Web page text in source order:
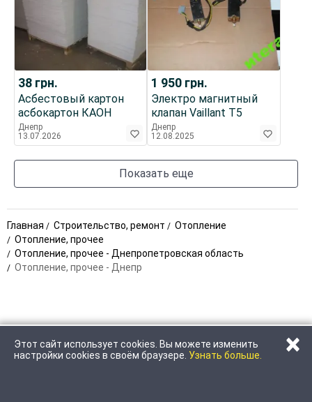
38 грн.
Асбестовый картон
асбокартон КАОН
Днепр
13.07.2026
1 950 грн.
Электро магнитный
клапан Vaillant Т5
Днепр
12.08.2025
Показать еще
Главная Строительство, ремонт
Отопление
Отопление, прочее
Отопление, прочее - Днепропетровская область
Отопление, прочее - Днепр
Этот сайт использует cookies. Вы можете изменить
настройки cookies в своём браузере. Узнать больше. ×
ПОЗВОНИТЬ НАПИСАТЬ